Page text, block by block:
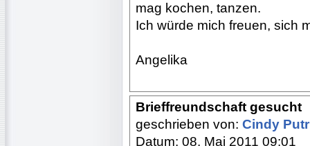
mag kochen, tanzen.
Ich würde mich freuen, sich
Angelika
Brieffreundschaft gesucht
geschrieben von: Cindy
Datum: 08. Mai 2011 09:01